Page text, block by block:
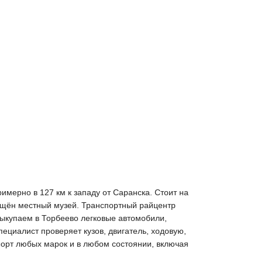
в 127 км к западу от Саранска. Стоит на
местный музей. Транспортный райцентр
в Торбеево легковые автомобили,
проверяет кузов, двигатель, ходовую,
любых марок и в любом состоянии, включая